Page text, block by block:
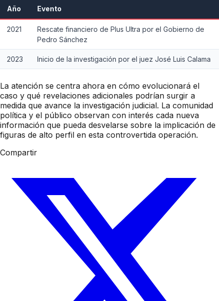
Año Evento
2021
Rescate financiero de Plus Ultra por el Gobierno de
Pedro Sánchez
2023 Inicio de la investigación por el juez José Luis Calama
La atención se centra ahora en cómo evolucionará el
caso y qué revelaciones adicionales podrían surgir a
medida que avance la investigación judicial. La comunidad
política y el público observan con interés cada nueva
información que pueda desvelarse sobre la implicación de
figuras de alto perfil en esta controvertida operación.
Compartir